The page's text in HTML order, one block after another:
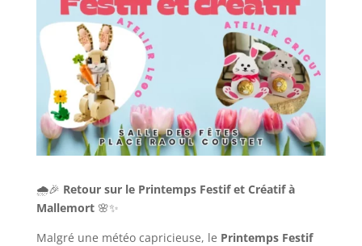
🌧️🎉 Retour sur le Printemps Festif et Créatif à
Mallemort🌸✨
Malgré une météo capricieuse, le Printemps Festif